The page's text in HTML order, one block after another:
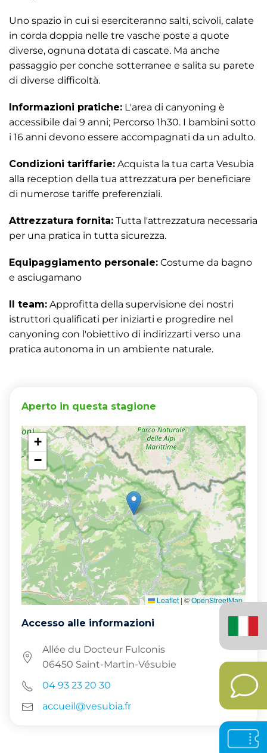
Uno spazio in cui si eserciteranno salti, scivoli, calate
in corda doppia nelle tre vasche poste a quote
diverse, ognuna dotata di cascate. Ma anche
passaggio per conche sotterranee e salita su parete
di diverse difficoltà.
Informazioni pratiche: L'area di canyoning è
accessibile dai 9 anni; Percorso 1h30. I bambini sotto
i 16 anni devono essere accompagnati da un adulto.
Condizioni tariffarie: Acquista la tua carta Vesubia
alla reception della tua attrezzatura per beneficiare
di numerose tariffe preferenziali.
Attrezzatura fornita: Tutta l'attrezzatura necessaria
per una pratica in tutta sicurezza.
Equipaggiamento personale: Costume da bagno
e asciugamano
Il team: Approfitta della supervisione dei nostri
istruttori qualificati per iniziarti e progredire nel
canyoning con l'obiettivo di indirizzarti verso una
pratica autonoma in un ambiente naturale.
Aperto in questa stagione
+
−
Leaflet | ©OpenStreetMap
Accesso alle informazioni
Allée du Docteur Fulconis
06450 Saint-Martin-Vésubie
04 93 23 20 30
accueil@vesubia.fr